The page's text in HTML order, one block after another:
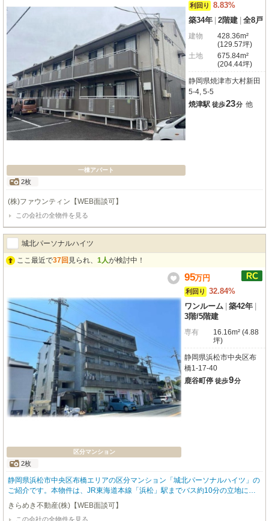
一棟アパート
2枚
利回り
8.83%
築34年 2階建 全8戸
建物
428.36m²
(129.57坪)
土地
675.84m²
(204.44坪)
静岡県焼津市大村新田
5-4, 5-5
焼津駅 徒歩23分 他
(株)ファウンティン【WEB面談可】
この会社の全物件を見る
城北パーソナルハイツ
ここ最近で37回 見られ、 1人が検討中！
区分マンション
2枚
95万円
利回り
32.84%
ワンルーム 築42年
3階/5階建
専有
16.16m² (4.88
坪)
静岡県浜松市中央区布
橋1-17-40
鹿谷町停 徒歩9分
静岡県浜松市中央区布橋エリアの区分マンション「城北パーソナルハイツ」の
ご紹介です。本物件は、JR東海道本線「浜松」駅までバス約10分の立地にあ
る、鉄筋コンクリート造5階建・3階部分の1Rマンションです。価格は95万円
と、初めての不動産投資や少額投資をご検討の方にも検討しやすい価格帯。専
きらめき不動産(株)【WEB面談可】
この会社の全物件を見る